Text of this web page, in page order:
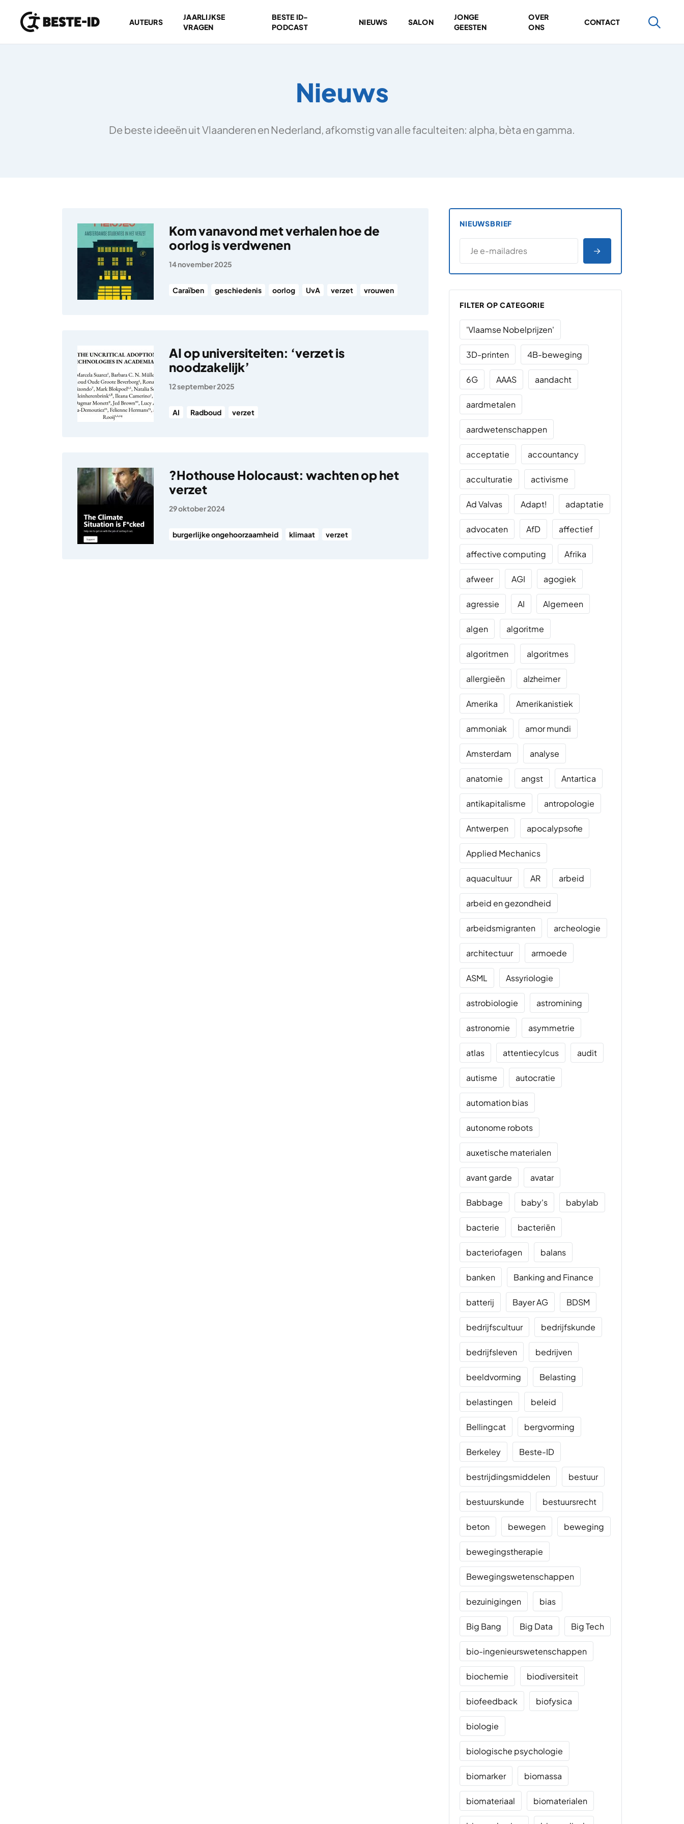
Ga naar inhoud
AUTEURS
JAARLIJKSE
VRAGEN
BESTE ID-
PODCAST
NIEUWS SALON
JONGE
GEESTEN
OVER
ONS
CONTACT
Nieuws
De beste ideeën uit Vlaanderen en Nederland, afkomstig van alle faculteiten: alpha, bèta en gamma.
Kom vanavond met verhalen hoe de
oorlog is verdwenen
14 november 2025
Caraïben geschiedenis oorlog UvA verzet vrouwen
AI op universiteiten: ‘verzet is
noodzakelijk’
12 september 2025
AI Radboud verzet
?Hothouse Holocaust: wachten op het
verzet
29 oktober 2024
burgerlijke ongehoorzaamheid klimaat verzet
NIEUWSBRIEF
E-MAILADRES
*
AANMELDEN
FILTER OP CATEGORIE
'Vlaamse Nobelprijzen'
3D-printen 4B-beweging
6G AAAS aandacht
aardmetalen
aardwetenschappen
acceptatie accountancy
acculturatie activisme
Ad Valvas Adapt! adaptatie
advocaten AfD affectief
affective computing Afrika
afweer AGI agogiek
agressie AI Algemeen
algen algoritme
algoritmen algoritmes
allergieën alzheimer
Amerika Amerikanistiek
ammoniak amor mundi
Amsterdam analyse
anatomie angst Antartica
antikapitalisme antropologie
Antwerpen apocalypsofie
Applied Mechanics
aquacultuur AR arbeid
arbeid en gezondheid
arbeidsmigranten archeologie
architectuur armoede
ASML Assyriologie
astrobiologie astromining
astronomie asymmetrie
atlas attentiecylcus audit
autisme autocratie
automation bias
autonome robots
auxetische materialen
avant garde avatar
Babbage baby's babylab
bacterie bacteriën
bacteriofagen balans
banken Banking and Finance
batterij Bayer AG BDSM
bedrijfscultuur bedrijfskunde
bedrijfsleven bedrijven
beeldvorming Belasting
belastingen beleid
Bellingcat bergvorming
Berkeley Beste-ID
bestrijdingsmiddelen bestuur
bestuurskunde bestuursrecht
beton bewegen beweging
bewegingstherapie
Bewegingswetenschappen
bezuinigingen bias
Big Bang Big Data Big Tech
bio-ingenieurswetenschappen
biochemie biodiversiteit
biofeedback biofysica
biologie
biologische psychologie
biomarker biomassa
biomateriaal biomaterialen